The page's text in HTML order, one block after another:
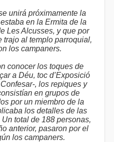
unirá próximamente la
en la Ermita de la
Les Alcusses, y que por
trajo al templo parroquial,
los campaners.
conocer los toques de
a Déu, toc d’Exposició
, los repiques y
en grupos de
por un miembro de la
los detalles de las
total de 188 personas,
anterior, pasaron por el
los campaners.